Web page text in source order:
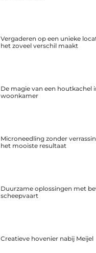
Vergaderen op een unieke
het zoveel verschil maakt
De magie van een houtkachel
woonkamer
Microneedling zonder
het mooiste resultaat
Duurzame oplossingen met
scheepvaart
Creatieve hovenier nabij Meijel